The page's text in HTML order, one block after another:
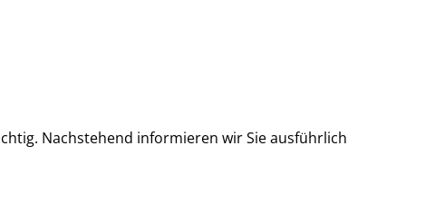
Nachstehend informieren wir Sie ausführlich